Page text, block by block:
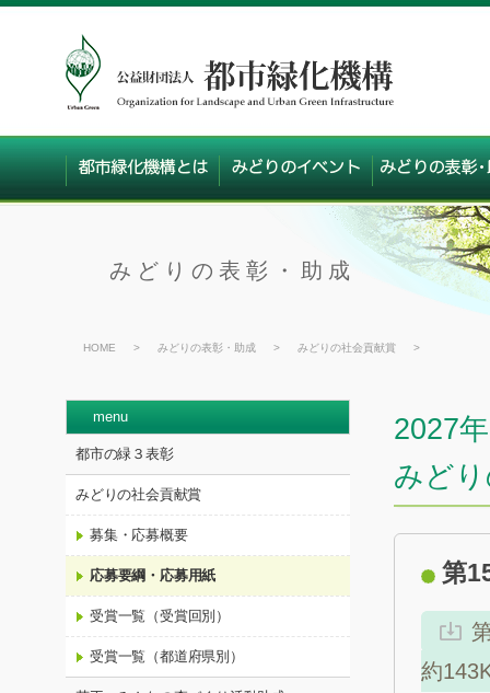
みどりの表彰・助成
HOME > みどりの表彰・助成 > みどりの社会貢献賞 >
2027
みど
第
約
menu
都市の緑３表彰
みどりの社会貢献賞
募集・応募概要
応募要綱・応募用紙
受賞一覧（受賞回別）
受賞一覧（都道府県別）